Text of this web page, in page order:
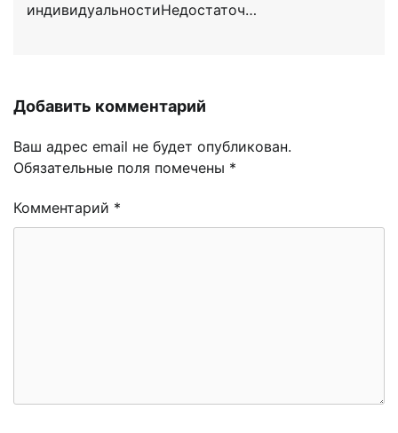
индивидуальностиНедостаточ…
Добавить комментарий
Ваш адрес email не будет опубликован.
Обязательные поля помечены *
Комментарий *